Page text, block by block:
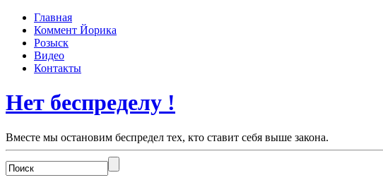
Главная
Коммент Йорика
Розыск
Видео
Контакты
Нет беспределу !
Вместе мы остановим беспредел тех, кто ставит себя выше закона.